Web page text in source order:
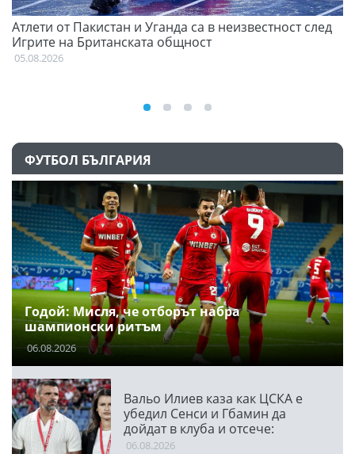
Атлети от Пакистан и Уганда са в неизвестност след
Игрите на Британската общност
05.08.2026
ФУТБОЛ БЪЛГАРИЯ
Годой: Мисля, че отборът набра
шампионски ритъм
06.08.2026
Вальо Илиев каза как ЦСКА е
убедил Сенси и Гбамин да
дойдат в клуба и отсече:
Направихме изключителен
06.08.2026